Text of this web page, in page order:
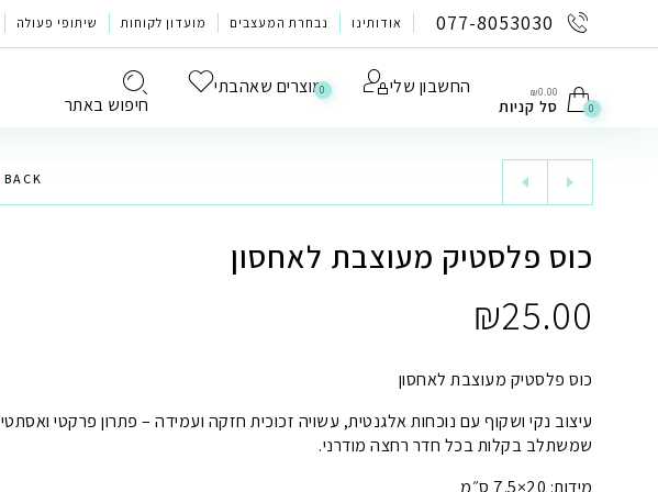
077-8053030 אודותינו נבחרת המעצבים מועדון לקוחות שיתופי פעולה
חיפוש באתר
0מוצרים שאהבתי החשבון שלי ₪0.00
סל קניות 0
BACK
כוס פלסטיק מעוצבת לאחסון
₪25.00
כוס פלסטיק מעוצבת לאחסון
עיצוב נקי ושקוף עם נוכחות אלגנטית, עשויה זכוכית חזקה ועמידה – פתרון פרקטי ואסתטי
שמשתלב בקלות בכל חדר רחצה מודרני.
מידות: ‎7.5×20 ס״מ